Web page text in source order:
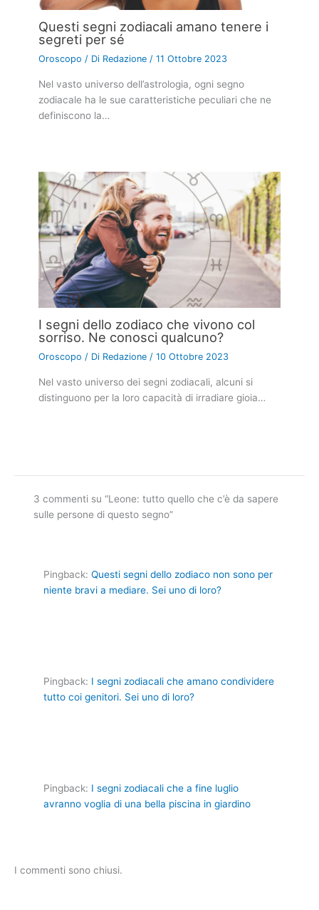
Questi segni zodiacali amano tenere i
segreti per sé
Oroscopo / Di Redazione /11 Ottobre 2023
Nel vasto universo dell’astrologia, ogni segno
zodiacale ha le sue caratteristiche peculiari che ne
definiscono la…
I segni dello zodiaco che vivono col
sorriso. Ne conosci qualcuno?
Oroscopo / Di Redazione/10 Ottobre 2023
Nel vasto universo dei segni zodiacali, alcuni si
distinguono per la loro capacità di irradiare gioia…
3 commenti su “Leone: tutto quello che c’è da sapere
sulle persone di questo segno”
Pingback:Questi segni dello zodiaco non sono per
niente bravi a mediare. Sei uno di loro?
Pingback: I segni zodiacali che amano condividere
tutto coi genitori. Sei uno di loro?
Pingback: I segni zodiacali che a fine luglio
avranno voglia di una bella piscina in giardino
I commenti sono chiusi.